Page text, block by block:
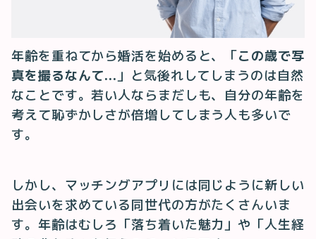
年齢を重ねてから婚活を始めると、「この歳で写
真を撮るなんて... 」と気後れしてしまうのは自然
なことです。若い人ならまだしも、自分の年齢を
考えて恥ずかしさが倍増してしまう人も多いで
す。
しかし、マッチングアプリには同じように新しい
出会いを求めている同世代の方がたくさんいま
す。年齢はむしろ「落ち着いた魅力」や「人生経